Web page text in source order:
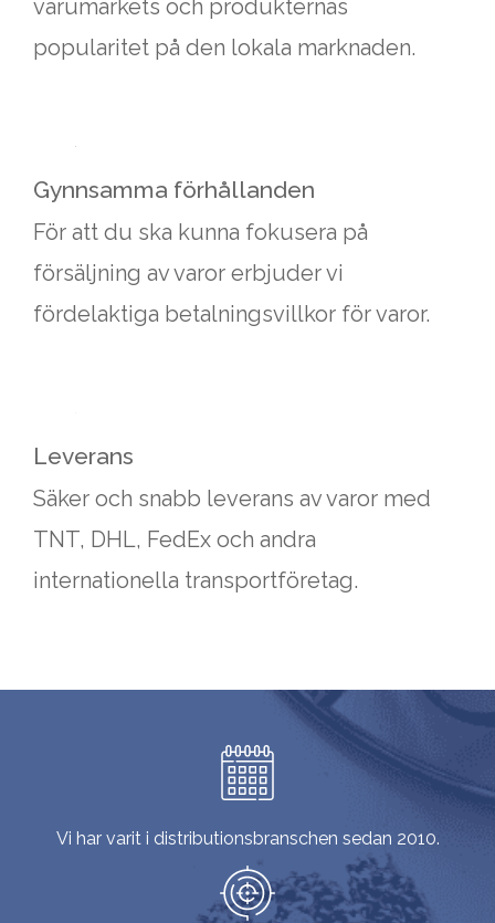
varumärkets och produkternas
popularitet på den lokala marknaden.
Gynnsamma förhållanden
För att du ska kunna fokusera på
försäljning av varor erbjuder vi
fördelaktiga betalningsvillkor för varor.
Leverans
Säker och snabb leverans av varor med
TNT, DHL, FedEx och andra
internationella transportföretag.
Vi har varit i distributionsbranschen sedan 2010.